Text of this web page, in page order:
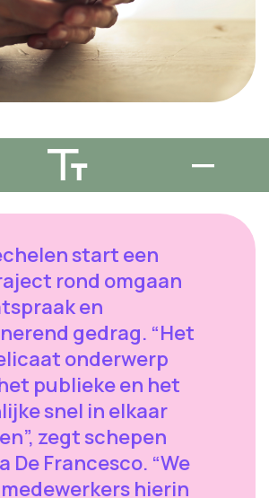
start een
rond omgaan
en
gedrag. “Het
onderwerp
publieke en het
snel in elkaar
zegt schepen
De Francesco. “We
hierin